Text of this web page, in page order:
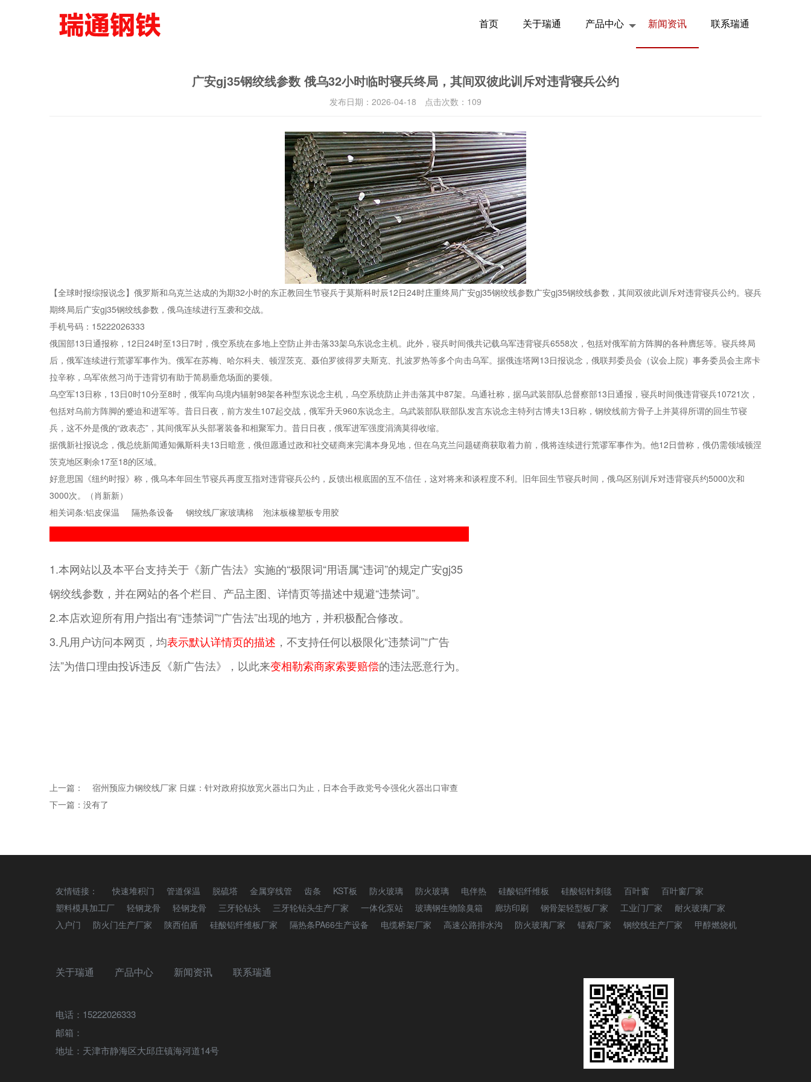
首页 关于瑞通 产品中心 新闻资讯 联系瑞通
广安gj35钢绞线参数 俄乌32小时临时寝兵终局，其间双彼此训斥对违背寝兵公约
发布日期： 2026-04-18 点击次数： 109
【全球时报综报说念】俄罗斯和乌克兰达成的为期32小时的东正教回生节寝兵于莫斯科时辰12日24时庄重终局广安gj35钢绞线参数广安gj35钢绞线参数，其间双彼此训斥对违背寝兵公约。寝兵
期终局后广安gj35钢绞线参数，俄乌连续进行互袭和交战。
手机号码：15222026333
俄国部13日通报称，12日24时至13日7时，俄空系统在多地上空防止并击落33架乌东说念主机。此外，寝兵时间俄共记载乌军违背寝兵6558次，包括对俄军前方阵脚的各种膺惩等。寝兵终局
后，俄军连续进行荒谬军事作为。俄军在苏梅、哈尔科夫、顿涅茨克、聂伯罗彼得罗夫斯克、扎波罗热等多个向击乌军。据俄连塔网13日报说念，俄联邦委员会（议会上院）事务委员会主席卡
拉辛称，乌军依然习尚于违背切有助于简易垂危场面的要领。
乌空军13日称，13日0时10分至8时，俄军向乌境内辐射98架各种型东说念主机，乌空系统防止并击落其中87架。乌通社称，据乌武装部队总督察部13日通报，寝兵时间俄违背寝兵10721次，
包括对乌前方阵脚的蹙迫和进军等。昔日日夜，前方发生107起交战，俄军升天960东说念主。乌武装部队联部队发言东说念主特列古博夫13日称， 钢绞线前方骨子上并莫得所谓的回生节寝
兵，这不外是俄的“政表态”，其间俄军从头部署装备和相聚军力。昔日日夜，俄军进军强度涓滴莫得收缩。
据俄新社报说念，俄总统新闻通知佩斯科夫13日暗意，俄但愿通过政和社交磋商来完满本身见地，但在乌克兰问题磋商获取着力前，俄将连续进行荒谬军事作为。他12日曾称，俄仍需领域顿涅
茨克地区剩余17至18的区域。
好意思国《纽约时报》称，俄乌本年回生节寝兵再度互指对违背寝兵公约，反馈出根底固的互不信任，这对将来和谈程度不利。旧年回生节寝兵时间，俄乌区别训斥对违背寝兵约5000次和
3000次。（肖新新）
相关词条:铝皮保温 隔热条设备 钢绞线厂家玻璃棉 泡沫板橡塑板专用胶
1.本网站以及本平台支持关于《新广告法》实施的“极限词“用语属“违词”的规定广安gj35
钢绞线参数，并在网站的各个栏目、产品主图、详情页等描述中规避“违禁词”。
2.本店欢迎所有用户指出有“违禁词”“广告法”出现的地方，并积极配合修改。
3.凡用户访问本网页，均表示默认详情页的描述 ，不支持任何以极限化“违禁词”“广告
法”为借口理由投诉违反《新广告法》，以此来变相勒索商家索要赔偿的违法恶意行为。
上一篇：
宿州预应力钢绞线厂家 日媒：针对政府拟放宽火器出口为止，日本合手政党号令强化火器出口审查
下一篇：没有了
友情链接： 快速堆积门 管道保温 脱硫塔 金属穿线管 齿条 KST板 防火玻璃 防火玻璃 电伴热 硅酸铝纤维板 硅酸铝针刺毯 百叶窗
百叶窗厂家
塑料模具加工厂
轻钢龙骨 轻钢龙骨 三牙轮钻头 三牙轮钻头生产厂家 一体化泵站 玻璃钢生物除臭箱 廊坊印刷 钢骨架轻型板厂家 工业门厂家
耐火玻璃厂家
入户门
防火门生产厂家 陕西伯盾 硅酸铝纤维板厂家 隔热条PA66生产设备 电缆桥架厂家 高速公路排水沟 防火玻璃厂家 锚索厂家 钢绞线生产厂家 甲醇燃烧机
关于瑞通 产品中心 新闻资讯 联系瑞通
电话：15222026333
邮箱：
地址：天津市静海区大邱庄镇海河道14号